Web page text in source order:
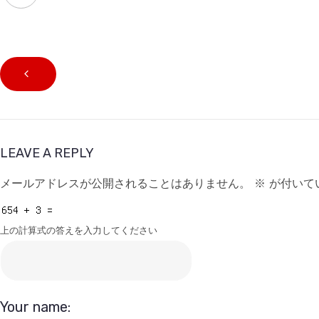
LEAVE A REPLY
メールアドレスが公開されることはありません。 ※ が付いて
上の計算式の答えを入力してください
Your name: